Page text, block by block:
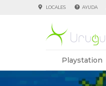
Playstation
LOCALES AYUDA